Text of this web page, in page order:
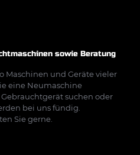
sowie Beratung
Maschinen und Geräte vieler
eine Neumaschine
suchen oder
bei uns fündig.
Sie gerne.